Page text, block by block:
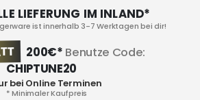
LIEFERUNG IM INLAND*
ist innerhalb 3-7 Werktagen bei dir!
200€* Benutze Code:
CHIPTUNE20
bei Online Terminen
* Minimaler Kaufpreis